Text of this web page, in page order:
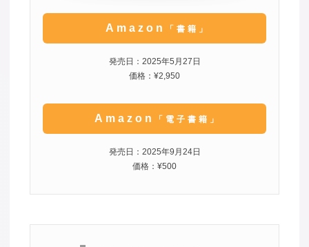
Amazon 「書籍」
発売日：2025年5月27日
価格：¥2,950
Amazon 「電子書籍」
発売日：2025年9月24日
価格：¥500